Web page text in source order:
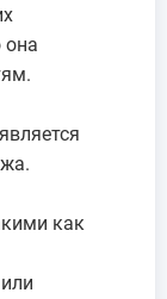
она
как